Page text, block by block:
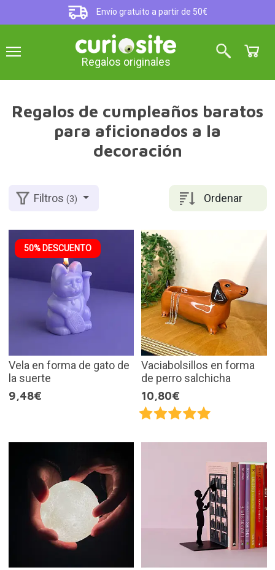
Envío gratuito a partir de 50€
Regalos originales
Regalos de cumpleaños baratos
para aficionados a la
decoración
Ordenar
Filtros(3)
50% DESCUENTO
Vela en forma de gato de
la suerte
9,48€
Vaciabolsillos en forma
de perro salchicha
10,80€